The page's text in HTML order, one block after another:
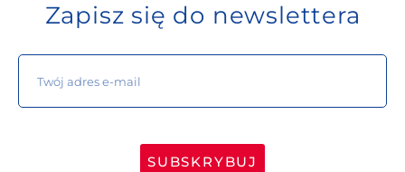
Zapisz się do newslettera
SUBSKRYBUJ